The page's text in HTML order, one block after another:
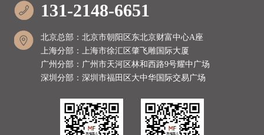
131-2148-6651
北京总部：北京市朝阳区东北京财富中心A座
上海分部：上海市徐汇区肇飞雕国际大厦
广州分部：广州市天河区林和西路9号耀中广场
深圳分部：深圳市福田区大中华国际交易广场